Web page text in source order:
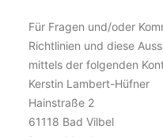
Für Fragen und/oder
Richtlinien und diese
mittels der folgenden
Kerstin Lambert-Hüfner
Hainstraße 2
61118 Bad Vilbel